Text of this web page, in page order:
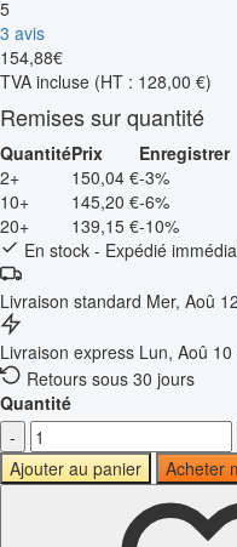
5
3 avis
154,88€
TVA incluse (HT : 128,00 €)
Remises sur quantité
QuantitéPrix
Enregistrer
2+
150,04 €-3%
10+
145,20 €-6%
20+
139,15 €-10%
En stock - Expédié
Livraison standard Mer, Aoû
Livraison express Lun, Aoû 10
Retours sous 30 jours
Quantité
-
Ajouter au panier
Acheter